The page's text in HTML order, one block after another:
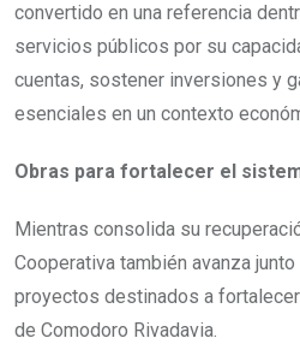
convertido en una referencia
servicios públicos por su
cuentas, sostener inversiones y
esenciales en un contexto
Obras para fortalecer el
Mientras consolida su
Cooperativa también avanza
proyectos destinados a
de Comodoro Rivadavia.